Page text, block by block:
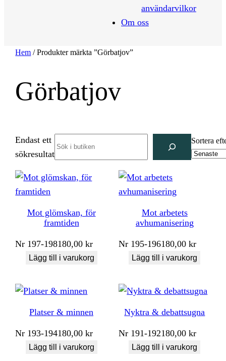
användarvilkor
Om oss
Hem / Produkter märkta ”Görbatjov”
Görbatjov
Endast ett
sökresultat
Sortera
Mot glömskan, för
framtiden
Nr 197-198180,00kr
Lägg till i varukorg
Mot arbetets
avhumanisering
Nr 195-196180,00kr
Lägg till i varukorg
Platser & minnen
Nr 193-194180,00kr
Lägg till i varukorg
Nyktra & debattsugna
Nr 191-192180,00kr
Lägg till i varukorg